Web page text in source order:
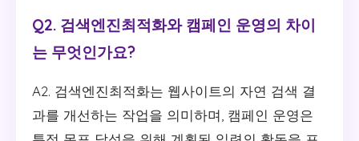
Q2. 검색엔진최적화와 캠페인 운영의 차이
는 무엇인가요?
A2. 검색엔진최적화는 웹사이트의 자연 검색 결
과를 개선하는 작업을 의미하며, 캠페인 운영은